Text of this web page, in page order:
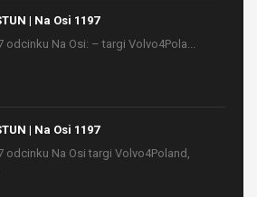
| Na Osi 1197
odcinku Na Osi: – targi Volvo4Pola...
| Na Osi 1197
odcinku Na Osi targi Volvo4Poland,